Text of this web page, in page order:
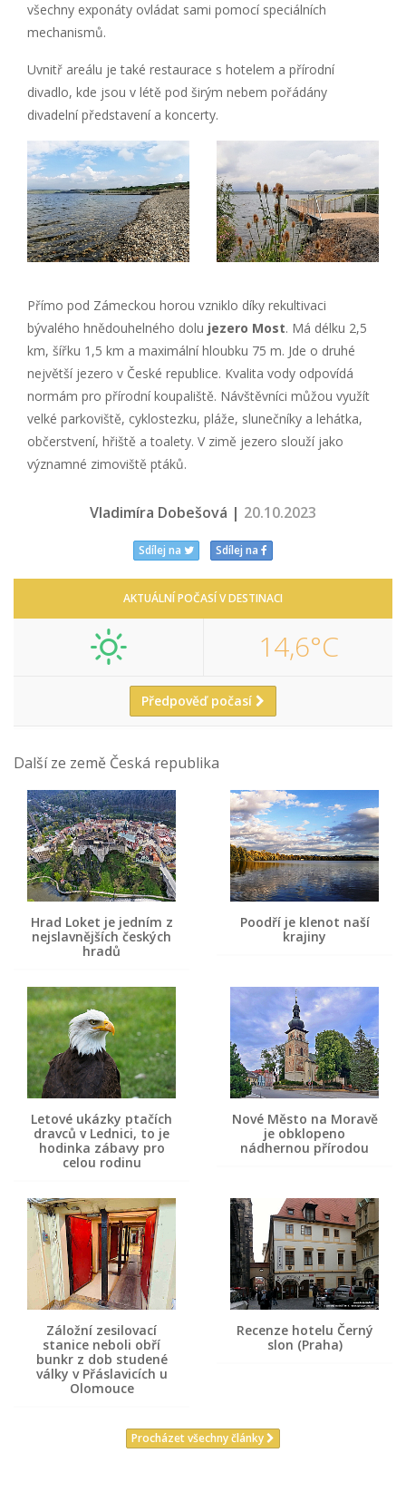
všechny exponáty ovládat sami pomocí speciálních
mechanismů.
Uvnitř areálu je také restaurace s hotelem a přírodní
divadlo, kde jsou v létě pod širým nebem pořádány
divadelní představení a koncerty.
Přímo pod Zámeckou horou vzniklo díky rekultivaci
bývalého hnědouhelného dolu jezero Most. Má délku 2,5
km, šířku 1,5 km a maximální hloubku 75 m. Jde o druhé
největší jezero v České republice. Kvalita vody odpovídá
normám pro přírodní koupaliště. Návštěvníci můžou využít
velké parkoviště, cyklostezku, pláže, slunečníky a lehátka,
občerstvení, hřiště a toalety. V zimě jezero slouží jako
významné zimoviště ptáků.
Vladimíra Dobešová | 20.10.2023
Sdílej na Sdílej na
AKTUÁLNÍ POČASÍ V DESTINACI
14,6°C
Předpověď počasí
Další ze země Česká republika
Hrad Loket je jedním z
nejslavnějších českých
hradů
Poodří je klenot naší
krajiny
Letové ukázky ptačích
dravců v Lednici, to je
hodinka zábavy pro
celou rodinu
Nové Město na Moravě
je obklopeno
nádhernou přírodou
Záložní zesilovací
stanice neboli obří
bunkr z dob studené
války v Přáslavicích u
Olomouce
Recenze hotelu Černý
slon (Praha)
Procházet všechny články